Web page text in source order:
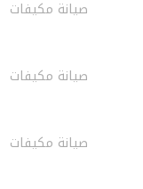
صيانة مكيفات
صيانة مكيفات
صيانة مكيفات